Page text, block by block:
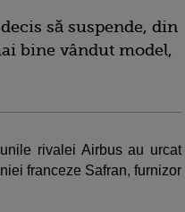
să suspende, din
bine vândut model,
rivalei Airbus au urcat
franceze Safran, furnizor